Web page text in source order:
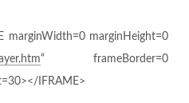
marginHeight=0
“ frameBorder=0
IFRAME>